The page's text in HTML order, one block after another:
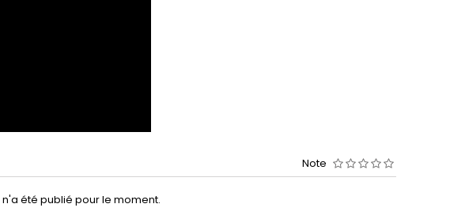
Note
n'a été publié pour le moment.